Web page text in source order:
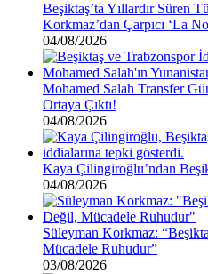
Beşiktaş’ta Yıllardır Süren
Korkmaz’dan Çarpıcı ‘La
04/08/2026
Mohamed Salah Transfer
Ortaya Çıktı!
04/08/2026
Kaya Çilingiroğlu’ndan
04/08/2026
Süleyman Korkmaz:
Mücadele Ruhudur”
03/08/2026